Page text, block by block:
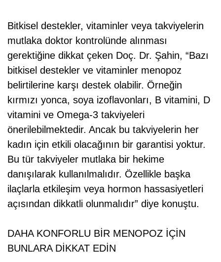
Bitkisel destekler, vitaminler veya takviyelerin
mutlaka doktor kontrolünde alınması
gerektiğine dikkat çeken Doç. Dr. Şahin, “Bazı
bitkisel destekler ve vitaminler menopoz
belirtilerine karşı destek olabilir. Örneğin
kırmızı yonca, soya izoflavonları, B vitamini, D
vitamini ve Omega-3 takviyeleri
önerilebilmektedir. Ancak bu takviyelerin her
kadın için etkili olacağının bir garantisi yoktur.
Bu tür takviyeler mutlaka bir hekime
danışılarak kullanılmalıdır. Özellikle başka
ilaçlarla etkileşim veya hormon hassasiyetleri
açısından dikkatli olunmalıdır” diye konuştu.
DAHA KONFORLU BİR MENOPOZ İÇİN
BUNLARA DİKKAT EDİN